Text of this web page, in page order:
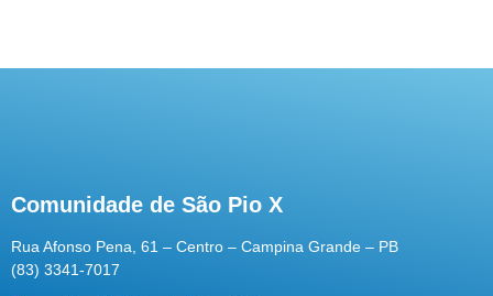
Comunidade de São Pio X
Rua Afonso Pena, 61 – Centro – Campina Grande – PB
(83) 3341-7017